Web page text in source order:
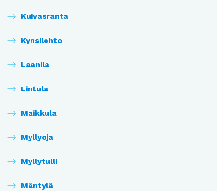
Kuivasranta
Kynsilehto
Laanila
Lintula
Maikkula
Myllyoja
Myllytulli
Mäntylä